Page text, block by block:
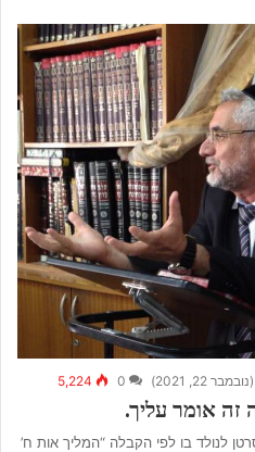
22, 2021)
0
5,224
זה אומר עליך.
לנולד בו לפי הקבלה “המליך אות ח’